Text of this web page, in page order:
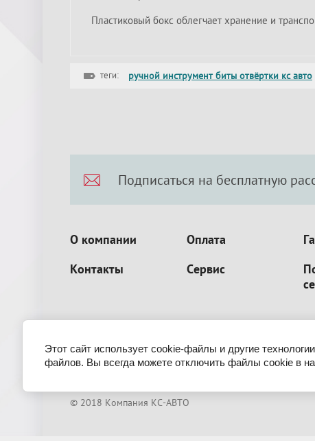
Пластиковый бокс облегчает хранение и
теги: ручной инструмент биты отвёртки кс авто
Подписаться на бесплатную
О компании Оплата
Контакты
Сервис
© 2018 Компания КС-АВТО
Этот сайт использует cookie-файлы и другие
файлов. Вы всегда можете отключить файлы cookie в